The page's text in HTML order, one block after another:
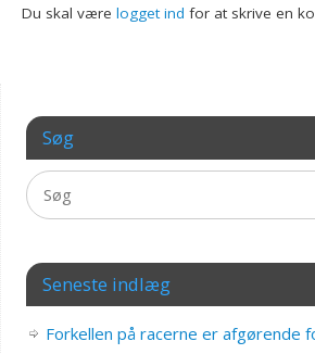
Du skal værelogget ind for at skrive en
Søg
Seneste indlæg
Forkellen på racerne er afgørende